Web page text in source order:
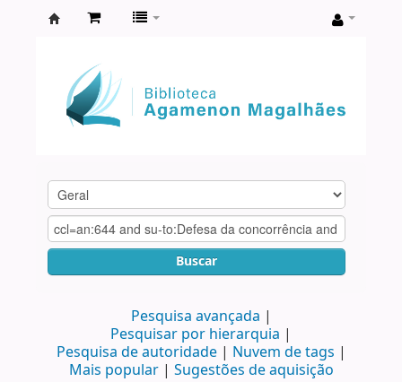
Agamenon
Magalhães
Buscar
Pesquisa avançada
Pesquisar por hierarquia
Pesquisa de autoridade
Nuvem de tags
Mais popular
Sugestões de aquisição